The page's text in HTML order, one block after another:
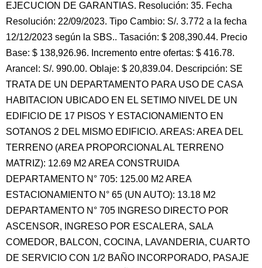
EJECUCION DE GARANTIAS. Resolución: 35. Fecha
Resolución: 22/09/2023. Tipo Cambio: S/. 3.772 a la fecha
12/12/2023 según la SBS.. Tasación: $ 208,390.44. Precio
Base: $ 138,926.96. Incremento entre ofertas: $ 416.78.
Arancel: S/. 990.00. Oblaje: $ 20,839.04. Descripción: SE
TRATA DE UN DEPARTAMENTO PARA USO DE CASA
HABITACION UBICADO EN EL SETIMO NIVEL DE UN
EDIFICIO DE 17 PISOS Y ESTACIONAMIENTO EN
SOTANOS 2 DEL MISMO EDIFICIO. AREAS: AREA DEL
TERRENO (AREA PROPORCIONAL AL TERRENO
MATRIZ): 12.69 M2 AREA CONSTRUIDA
DEPARTAMENTO N° 705: 125.00 M2 AREA
ESTACIONAMIENTO N° 65 (UN AUTO): 13.18 M2
DEPARTAMENTO N° 705 INGRESO DIRECTO POR
ASCENSOR, INGRESO POR ESCALERA, SALA
COMEDOR, BALCON, COCINA, LAVANDERIA, CUARTO
DE SERVICIO CON 1/2 BAÑO INCORPORADO, PASAJE